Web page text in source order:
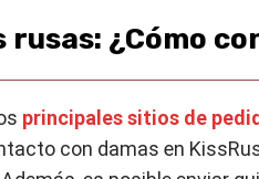
rusas: ¿Cómo
principales sitios de
con damas en